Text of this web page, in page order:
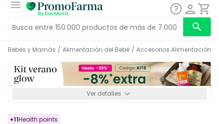
Bebés y Mamás / Alimentación del Bebé / Accesorios Alimentación
Ver detalles
+11Health points